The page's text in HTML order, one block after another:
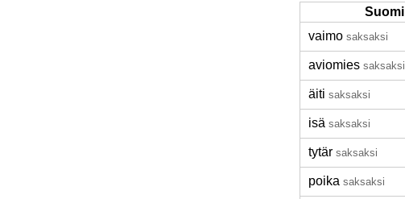
Suomi
vaimo saksaksi
aviomies saksaksi
äiti saksaksi
isä saksaksi
tytär saksaksi
poika saksaksi